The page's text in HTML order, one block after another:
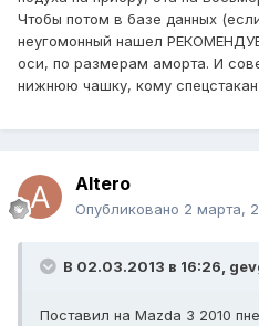
Чтобы потом в базе данных
неугомонный нашел
оси, по размерам аморта. И
нижнюю чашку, кому спецстакан
Altero
Опубликовано 2 марта,
В 02.03.2013 в 16:26,
Поставил на Mazda 3 2010